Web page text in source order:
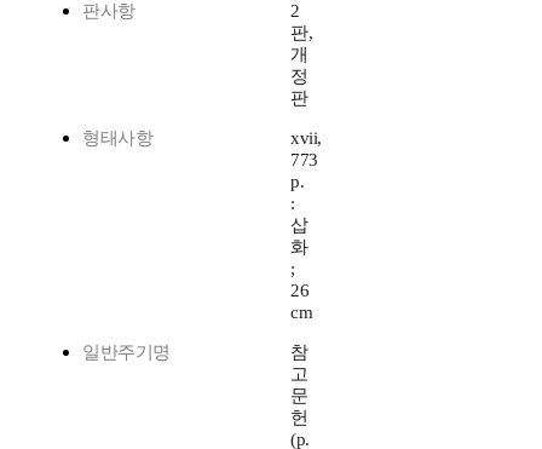
판사항
2
판,
개
정
판
형태사항
xvii,
773
p.
:
삽
화
;
26
cm
일반주기명
참
고
문
헌
(p.